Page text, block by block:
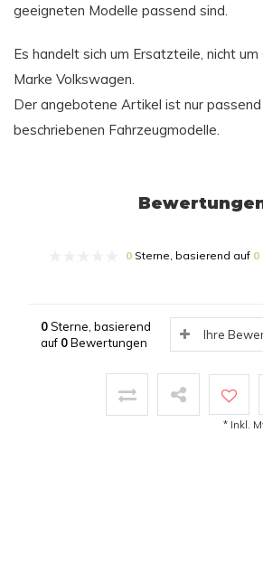
geeigneten Modelle passend sind.
Es handelt sich um Ersatzteile, nicht
Marke Volkswagen.
Der angebotene Artikel ist nur
beschriebenen Fahrzeugmodelle.
0 Sterne, basierend auf 0
0Sterne, basierend
auf 0Bewertungen
Ihre
* Inkl.